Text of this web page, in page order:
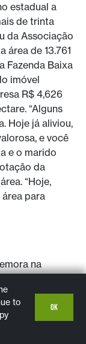
estadual a
de trinta
da Associação
área de 13.761
Fazenda Baixa
imóvel
R$ 4,626
“Alguns
Hoje já aliviou,
e você
e o marido
da
“Hoje,
para
na
possuem em
por
seus territórios
to
OK